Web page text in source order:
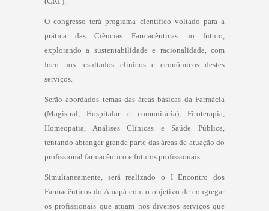
O congresso terá programa científico voltado para a
prática das Ciências Farmacêuticas no futuro,
explorando a sustentabilidade e racionalidade, com
foco nos resultados clínicos e econômicos destes
serviços.
Serão abordados temas das áreas básicas da Farmácia
(Magistral, Hospitalar e comunitária), Fitoterapia,
Homeopatia, Análises Clínicas e Saúde Pública,
tentando abranger grande parte das áreas de atuação do
profissional farmacêutico e futuros profissionais.
Simultaneamente, será realizado o I Encontro dos
Farmacêuticos do Amapá com o objetivo de congregar
os profissionais que atuam nos diversos serviços que